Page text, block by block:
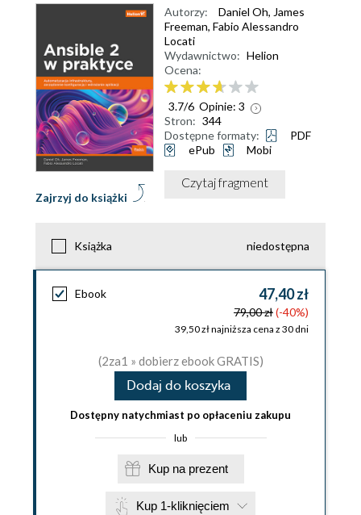
Zajrzyj do książki
Autorzy: Daniel Oh, James
Freeman, Fabio Alessandro
Locati
Wydawnictwo: Helion
Ocena:
3.7/6 Opinie: 3
Stron: 344
Dostępne formaty:
PDF
ePub
Mobi
Czytaj fragment
Książka niedostępna
Ebook 47,40 zł
79,00 zł(-40%)
39,50 zł najniższa cena z 30 dni
(2za1 » dobierz ebook GRATIS)
Dodaj do koszyka
Dostępny natychmiast po opłaceniu zakupu
lub
Kup na prezent
Kup 1-kliknięciem